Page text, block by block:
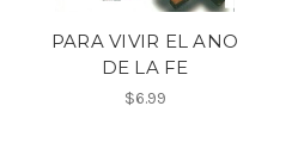
PARA VIVIR EL ANO
DE LA FE
$6.99